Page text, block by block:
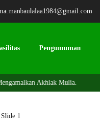
Pengumuman
Akhlak Mulia.
Slide 1